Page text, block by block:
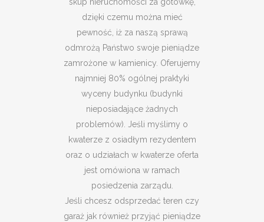
skup nieruchomości za gotówkę,
dzięki czemu można mieć
pewność, iż za naszą sprawą
odmrożą Państwo swoje pieniądze
zamrożone w kamienicy. Oferujemy
najmniej 80% ogólnej praktyki
wyceny budynku (budynki
nieposiadające żadnych
problemów). Jeśli myślimy o
kwaterze z osiadłym rezydentem
oraz o udziałach w kwaterze oferta
jest omówiona w ramach
posiedzenia zarządu.
Jeśli chcesz odsprzedać teren czy
garaż jak również przyjąć pieniądze